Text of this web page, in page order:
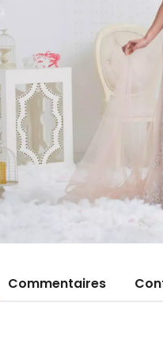
Commentaires